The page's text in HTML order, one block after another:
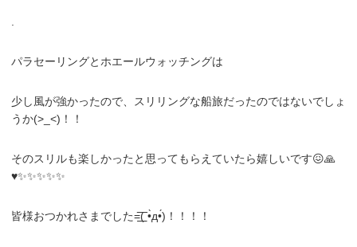
パラセーリングとホエールウォッチングは
少し風が強かったので、スリリングな船旅だったのではないでしょ
うか(>_<)！！
そのスリルも楽しかったと思ってもらえていたら嬉しいです😖🙏
♥️✨✨✨✨✨
皆様おつかれさまでした=͟͟͞͞( •̀д•́)！！！！